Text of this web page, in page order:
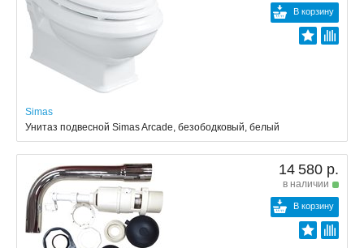
В корзину
Simas
Унитаз подвесной Simas Arcade, безободковый, белый
14 580 р.
в наличии
В корзину